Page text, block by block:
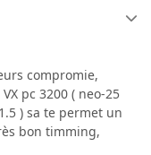
compromie,
pc 3200 ( neo-25
) sa te permet un
bon timming,